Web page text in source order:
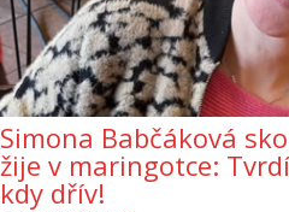
Simona Babčáková
žije v maringotce:
kdy dřív!